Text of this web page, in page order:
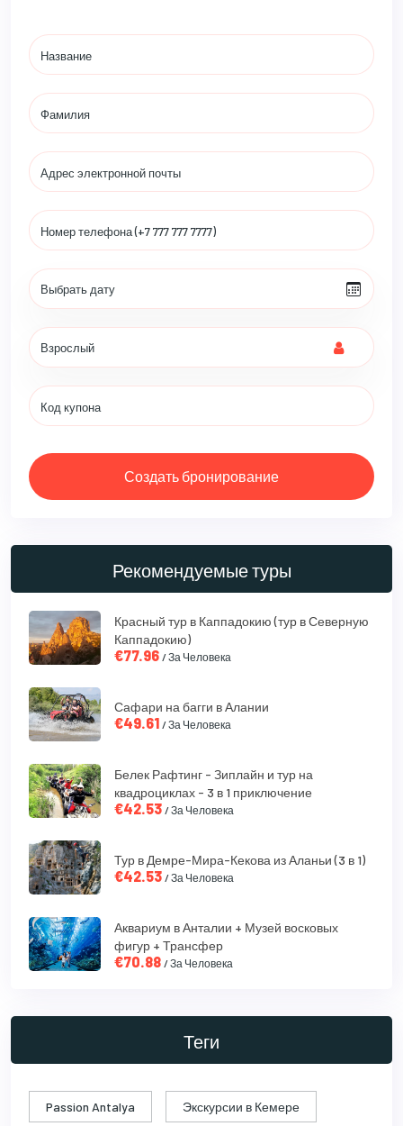
Создать бронирование
Рекомендуемые туры
Красный тур в Каппадокию (тур в Северную
Каппадокию)
€77.96 / За Человека
Сафари на багги в Алании
€49.61 / За Человека
Белек Рафтинг - Зиплайн и тур на
квадроциклах - 3 в 1 приключение
€42.53 / За Человека
Тур в Демре-Мира-Кекова из Аланьи (3 в 1)
€42.53 / За Человека
Аквариум в Анталии + Музей восковых
фигур + Трансфер
€70.88 / За Человека
Теги
Passion Antalya Экскурсии в Кемере